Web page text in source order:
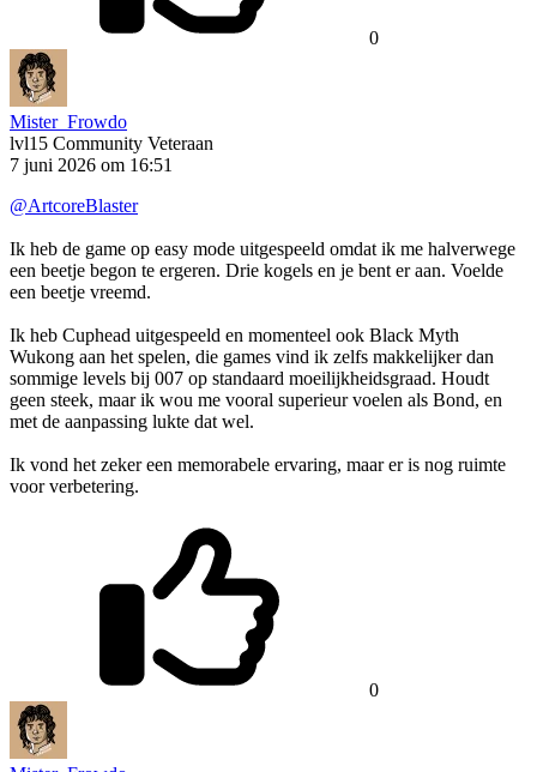
0
Mister_Frowdo
lvl15 Community Veteraan
7 juni 2026 om 16:51
@ArtcoreBlaster
Ik heb de game op easy mode uitgespeeld omdat ik me halverwege
een beetje begon te ergeren. Drie kogels en je bent er aan. Voelde
een beetje vreemd.
Ik heb Cuphead uitgespeeld en momenteel ook Black Myth
Wukong aan het spelen, die games vind ik zelfs makkelijker dan
sommige levels bij 007 op standaard moeilijkheidsgraad. Houdt
geen steek, maar ik wou me vooral superieur voelen als Bond, en
met de aanpassing lukte dat wel.
Ik vond het zeker een memorabele ervaring, maar er is nog ruimte
voor verbetering.
0